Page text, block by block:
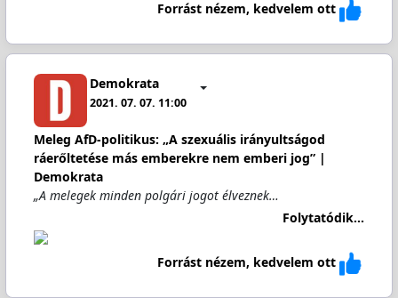
Forrást nézem, kedvelem ott
Demokrata
2021. 07. 07. 11:00
Meleg AfD-politikus: „A szexuális irányultságod
ráerőltetése más emberekre nem emberi jog” |
Demokrata
„A melegek minden polgári jogot élveznek…
Folytatódik...
Forrást nézem, kedvelem ott